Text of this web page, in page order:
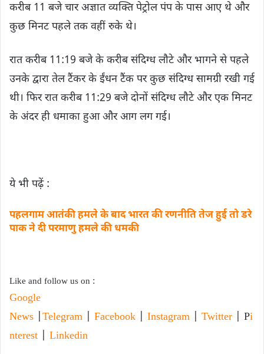
करीब 11 बजे चार अज्ञात व्यक्ति पेट्रोल पंप के पास आए थे और
कुछ मिनट पहले तक वहीं रुके थे।
रात करीब 11:19 बजे के करीब संदिग्ध लौटे और भागने से पहले
उनके द्वारा तेल टैंकर के ईंधन टैंक पर कुछ संदिग्ध सामग्री रखी गई
थी। फिर रात करीब 11:29 बजे दोनों संदिग्ध लौटे और एक मिनट
के अंदर ही धमाका हुआ और आग लग गई।
ये भी पढ़ें :
पहलगाम आतंकी हमले के बाद भारत की रणनीति तेज हुई तो डरे
पाक ने दी परमाणु हमले की धमकी
Like and follow us on :
Google
News
Telegram Facebook Instagram Twitter | Pi
nterest
Linkedin